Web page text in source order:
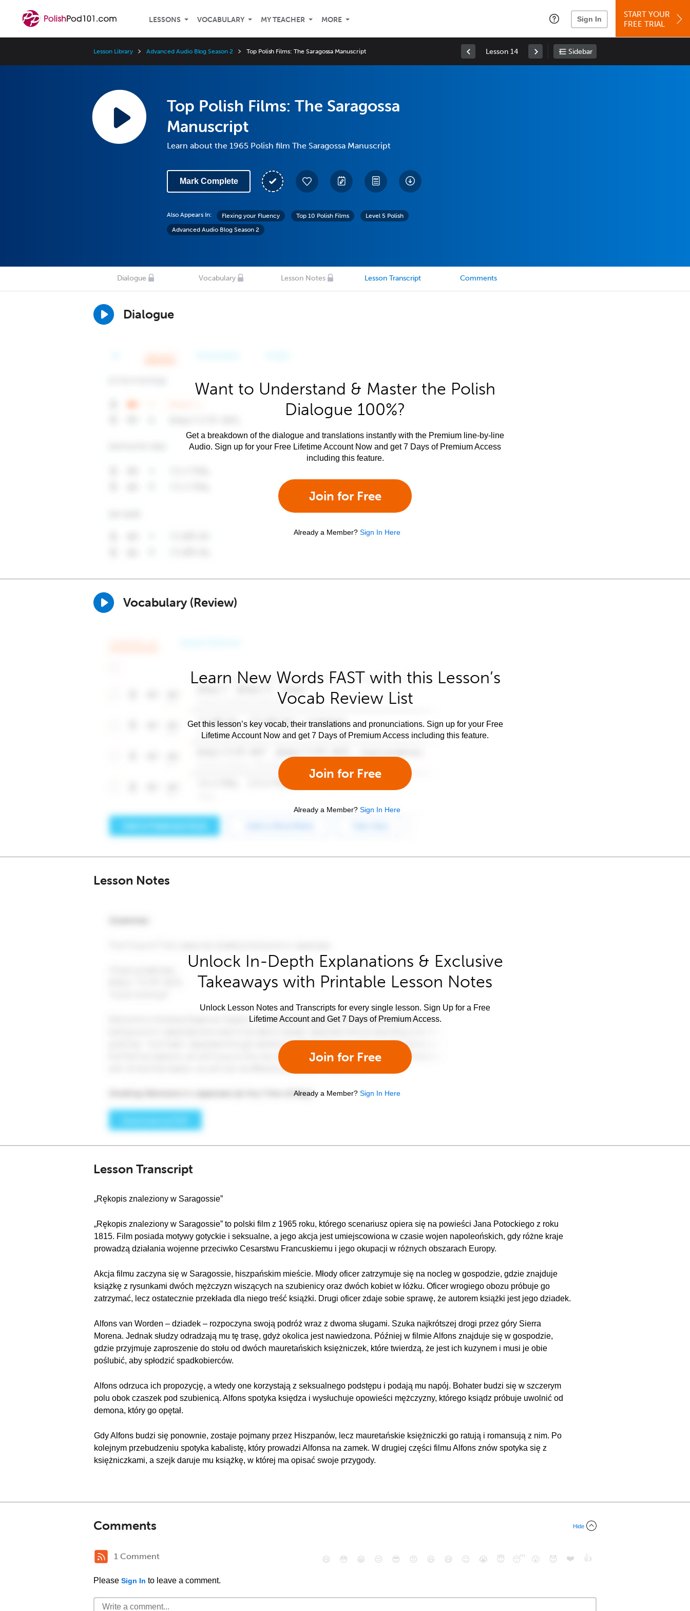
LESSONS VOCABULARY MY TEACHER MORE Sign In
START YOUR
FREE TRIAL
Lesson Library Advanced Audio Blog Season 2 Top Polish Films: The Saragossa Manuscript Lesson 14 Sidebar
Top Polish Films: The Saragossa
Manuscript
Learn about the 1965 Polish film The Saragossa Manuscript
Mark Complete
Also Appears In: Flexing your Fluency Top 10 Polish Films
Level 5 Polish
Advanced Audio Blog Season 2
Dialogue Vocabulary Lesson Notes Lesson Transcript Comments
Dialogue
Want to Understand & Master the Polish
Dialogue 100%?
Get a breakdown of the dialogue and translations instantly with the Premium line-by-line
Audio. Sign up for your Free Lifetime Account Now and get 7 Days of Premium Access
including this feature.
Join for Free
Already a Member? Sign In Here
Vocabulary (Review)
Learn New Words FAST with this Lesson’s
Vocab Review List
Get this lesson’s key vocab, their translations and pronunciations. Sign up for your Free
Lifetime Account Now and get 7 Days of Premium Access including this feature.
Join for Free
Already a Member? Sign In Here
Lesson Notes
Unlock In-Depth Explanations & Exclusive
Takeaways with Printable Lesson Notes
Unlock Lesson Notes and Transcripts for every single lesson. Sign Up for a Free
Lifetime Account and Get 7 Days of Premium Access.
Join for Free
Already a Member? Sign In Here
Lesson Transcript
„Rękopis znaleziony w Saragossie”
„Rękopis znaleziony w Saragossie” to polski film z 1965 roku, którego scenariusz opiera się na powieści Jana Potockiego z roku
1815. Film posiada motywy gotyckie i seksualne, a jego akcja jest umiejscowiona w czasie wojen napoleońskich, gdy różne kraje
prowadzą działania wojenne przeciwko Cesarstwu Francuskiemu i jego okupacji w różnych obszarach Europy.
Akcja filmu zaczyna się w Saragossie, hiszpańskim mieście. Młody oficer zatrzymuje się na nocleg w gospodzie, gdzie znajduje
książkę z rysunkami dwóch mężczyzn wiszących na szubienicy oraz dwóch kobiet w łóżku. Oficer wrogiego obozu próbuje go
zatrzymać, lecz ostatecznie przekłada dla niego treść książki. Drugi oficer zdaje sobie sprawę, że autorem książki jest jego dziadek.
Alfons van Worden – dziadek – rozpoczyna swoją podróż wraz z dwoma sługami. Szuka najkrótszej drogi przez góry Sierra
Morena. Jednak słudzy odradzają mu tę trasę, gdyż okolica jest nawiedzona. Później w filmie Alfons znajduje się w gospodzie,
gdzie przyjmuje zaproszenie do stołu od dwóch mauretańskich księżniczek, które twierdzą, że jest ich kuzynem i musi je obie
poślubić, aby spłodzić spadkobierców.
Alfons odrzuca ich propozycję, a wtedy one korzystają z seksualnego podstępu i podają mu napój. Bohater budzi się w szczerym
polu obok czaszek pod szubienicą. Alfons spotyka księdza i wysłuchuje opowieści mężczyzny, którego ksiądz próbuje uwolnić od
demona, który go opętał.
Gdy Alfons budzi się ponownie, zostaje pojmany przez Hiszpanów, lecz mauretańskie księżniczki go ratują i romansują z nim. Po
kolejnym przebudzeniu spotyka kabalistę, który prowadzi Alfonsa na zamek. W drugiej części filmu Alfons znów spotyka się z
księżniczkami, a szejk daruje mu książkę, w której ma opisać swoje przygody.
Comments Hide
1 Comment
Please Sign In to leave a comment.
😄 😳 😁 😒 😎 😠 😆 😅 😉 😭 😇 😴 😮 😈 ❤️ 👍